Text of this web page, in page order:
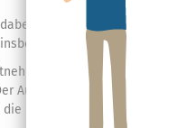
dass die behandelnden
ohne
und
Ausdruck der Daten, die der
Diagnose aufgeführt wird.